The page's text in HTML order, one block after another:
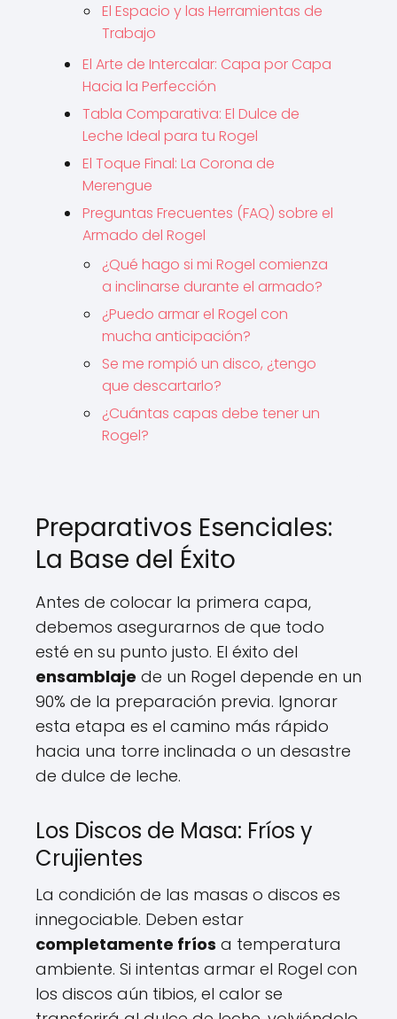
El Espacio y las Herramientas de
Trabajo
El Arte de Intercalar: Capa por Capa
Hacia la Perfección
Tabla Comparativa: El Dulce de
Leche Ideal para tu Rogel
El Toque Final: La Corona de
Merengue
Preguntas Frecuentes (FAQ) sobre el
Armado del Rogel
¿Qué hago si mi Rogel comienza
a inclinarse durante el armado?
¿Puedo armar el Rogel con
mucha anticipación?
Se me rompió un disco, ¿tengo
que descartarlo?
¿Cuántas capas debe tener un
Rogel?
Preparativos Esenciales:
La Base del Éxito
Antes de colocar la primera capa,
debemos asegurarnos de que todo
esté en su punto justo. El éxito del
ensamblaje de un Rogel depende en un
90% de la preparación previa. Ignorar
esta etapa es el camino más rápido
hacia una torre inclinada o un desastre
de dulce de leche.
Los Discos de Masa: Fríos y
Crujientes
La condición de las masas o discos es
innegociable. Deben estar
completamente fríos a temperatura
ambiente. Si intentas armar el Rogel con
los discos aún tibios, el calor se